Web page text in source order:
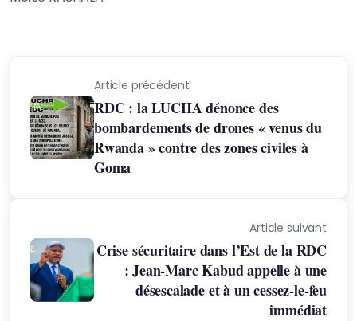
Article précédent
RDC : la LUCHA dénonce des
bombardements de drones « venus du
Rwanda » contre des zones civiles à
Goma
Article suivant
Crise sécuritaire dans l’Est de la RDC
: Jean-Marc Kabud appelle à une
désescalade et à un cessez-le-feu
immédiat